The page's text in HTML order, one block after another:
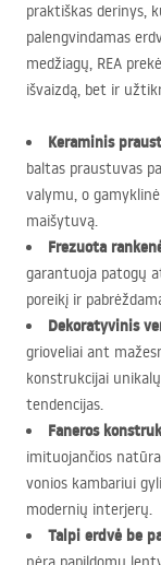
praktiškas derinys,
palengvindamas
medžiagų, REA
išvaizdą, bet ir
Keraminis
baltas praustuvas
valymu, o
maišytuvą.
Frezuota
garantuoja patogų
poreikį ir
Dekoratyvinis
grioveliai ant
konstrukcijai
tendencijas.
Faneros
imituojančios
vonios kambariui
modernių interjerų.
Talpi erdvė be